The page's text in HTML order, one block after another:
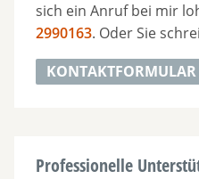
sich ein Anruf bei mir
2990163. Oder Sie
KONTAKTFORMULAR
Professionelle